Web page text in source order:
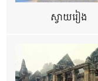
ស្វាយរៀង